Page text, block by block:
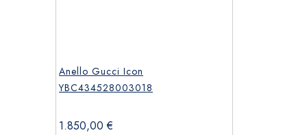
Anello Gucci Icon
YBC434528003018
1.850,00€